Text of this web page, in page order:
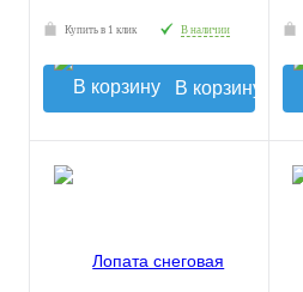
Купить в 1 клик В наличии
В корзину